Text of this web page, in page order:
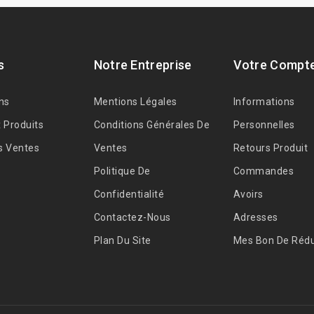
Produits
Ventes
Notre Entreprise
Mentions Légales
Conditions Générales De
Ventes
Politique De
Confidentialité
Contactez-Nous
Plan Du Site
Votre
Informations
Personnelles
Retours Produit
Commandes
Avoirs
Adresses
Mes Bon De